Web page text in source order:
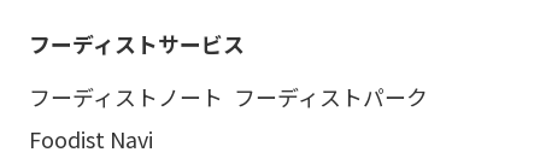
フーディストサービス
フーディストノート フーディストパーク
Foodist Navi